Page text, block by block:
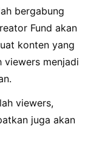
bergabung
Fund akan
konten yang
viewers menjadi
viewers,
juga akan